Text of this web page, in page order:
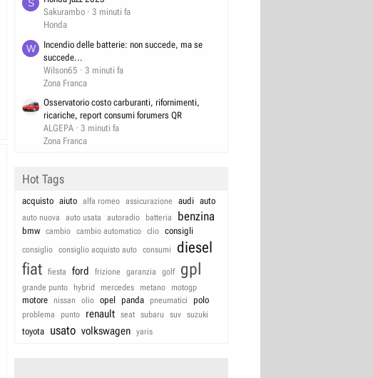
S
Sakurambo
3 minuti fa
Honda
W
Incendio delle batterie: non succede, ma se
succede...
Wilson65
3 minuti fa
Zona Franca
Osservatorio costo carburanti, rifornimenti,
ricariche, report consumi forumers QR
ALGEPA
3 minuti fa
Zona Franca
Hot Tags
acquisto aiuto alfa romeo assicurazione audi auto
auto nuova auto usata autoradio batteria benzina
bmw cambio cambio automatico clio consigli
consiglio consiglio acquisto auto consumi diesel
fiat fiesta ford frizione garanzia golf gpl
grande punto hybrid mercedes metano motogp
motore nissan olio opel panda pneumatici polo
problema punto renault seat subaru suv suzuki
toyota usato volkswagen yaris